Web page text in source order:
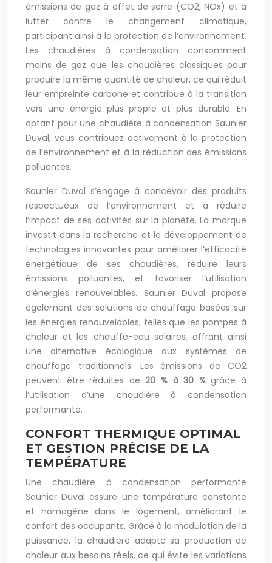
émissions de gaz à effet de serre (CO2, NOx) et à
lutter contre le changement climatique,
participant ainsi à la protection de l’environnement.
Les chaudières à condensation consomment
moins de gaz que les chaudières classiques pour
produire la même quantité de chaleur, ce qui réduit
leur empreinte carbone et contribue à la transition
vers une énergie plus propre et plus durable. En
optant pour une chaudière à condensation Saunier
Duval, vous contribuez activement à la protection
de l’environnement et à la réduction des émissions
polluantes.
Saunier Duval s’engage à concevoir des produits
respectueux de l’environnement et à réduire
l’impact de ses activités sur la planète. La marque
investit dans la recherche et le développement de
technologies innovantes pour améliorer l’efficacité
énergétique de ses chaudières, réduire leurs
émissions polluantes, et favoriser l’utilisation
d’énergies renouvelables. Saunier Duval propose
également des solutions de chauffage basées sur
les énergies renouvelables, telles que les pompes à
chaleur et les chauffe-eau solaires, offrant ainsi
une alternative écologique aux systèmes de
chauffage traditionnels. Les émissions de CO2
peuvent être réduites de20 % à 30 %grâce à
l’utilisation d’une chaudière à condensation
performante.
CONFORT THERMIQUE OPTIMAL
ET GESTION PRÉCISE DE LA
TEMPÉRATURE
Une chaudière à condensation performante
Saunier Duval assure une température constante
et homogène dans le logement, améliorant le
confort des occupants. Grâce à la modulation de la
puissance, la chaudière adapte sa production de
chaleur aux besoins réels, ce qui évite les variations